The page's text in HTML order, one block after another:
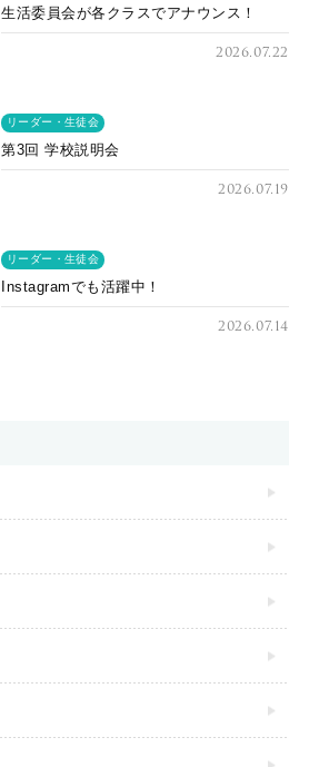
生活委員会が各クラスでアナウンス！
2026.07.22
リーダー・生徒会
第3回 学校説明会
2026.07.19
リーダー・生徒会
Instagramでも活躍中！
2026.07.14